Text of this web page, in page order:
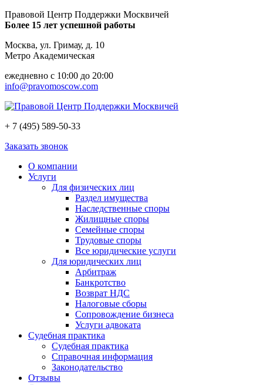
Правовой Центр Поддержки Москвичей
Более 15 лет успешной работы
Москва, ул. Гримау, д. 10
Метро Академическая
ежедневно с 10:00 до 20:00
info@pravomoscow.com
+ 7 (495) 589-50-33
Заказать звонок
О компании
Услуги
Для физических лиц
Раздел имущества
Наследственные споры
Жилищные споры
Семейные споры
Трудовые споры
Все юридические услуги
Для юридических лиц
Арбитраж
Банкротство
Возврат НДС
Налоговые сборы
Сопровождение бизнеса
Услуги адвоката
Судебная практика
Судебная практика
Справочная информация
Законодательство
Отзывы